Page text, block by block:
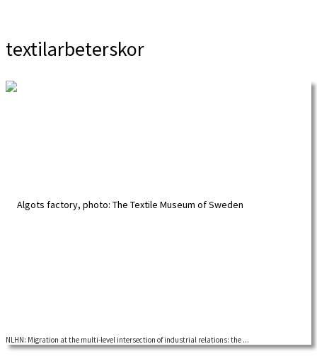
textilarbeterskor
An online seminar organized by the Nordic Labour History Network. During the
NLHN: Migration at the multi-level intersection of industrial relations: the ...